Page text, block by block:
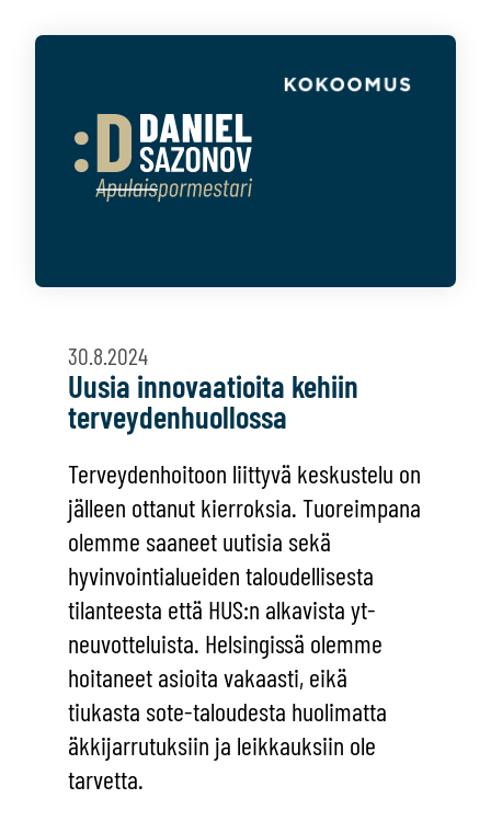
30.8.2024
Uusia innovaatioita kehiin
terveydenhuollossa
Terveydenhoitoon liittyvä keskustelu on
jälleen ottanut kierroksia. Tuoreimpana
olemme saaneet uutisia sekä
hyvinvointialueiden taloudellisesta
tilanteesta että HUS:n alkavista yt-
neuvotteluista. Helsingissä olemme
hoitaneet asioita vakaasti, eikä
tiukasta sote-taloudesta huolimatta
äkkijarrutuksiin ja leikkauksiin ole
tarvetta.